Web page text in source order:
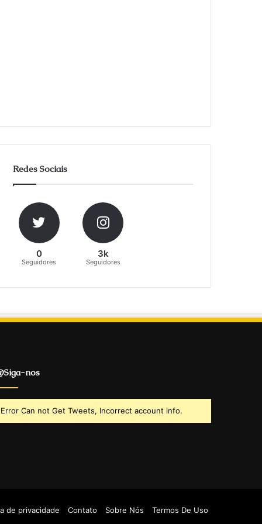
Redes Sociais
0
Seguidores
3k
Seguidores
nos
Error Can not Get Tweets, Incorrect account info.
de privacidade Contato Sobre Nós Termos De Uso